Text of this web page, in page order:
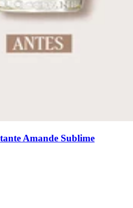
Amande Sublime